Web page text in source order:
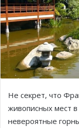
Не секрет, что
живописных мест
невероятные